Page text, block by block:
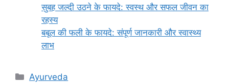
सुबह जल्दी उठने के फायदे: स्वस्थ और सफल जीवन का
रहस्य
बबूल की फली के फायदे: संपूर्ण जानकारी और स्वास्थ्य
लाभ
Categories
Ayurveda